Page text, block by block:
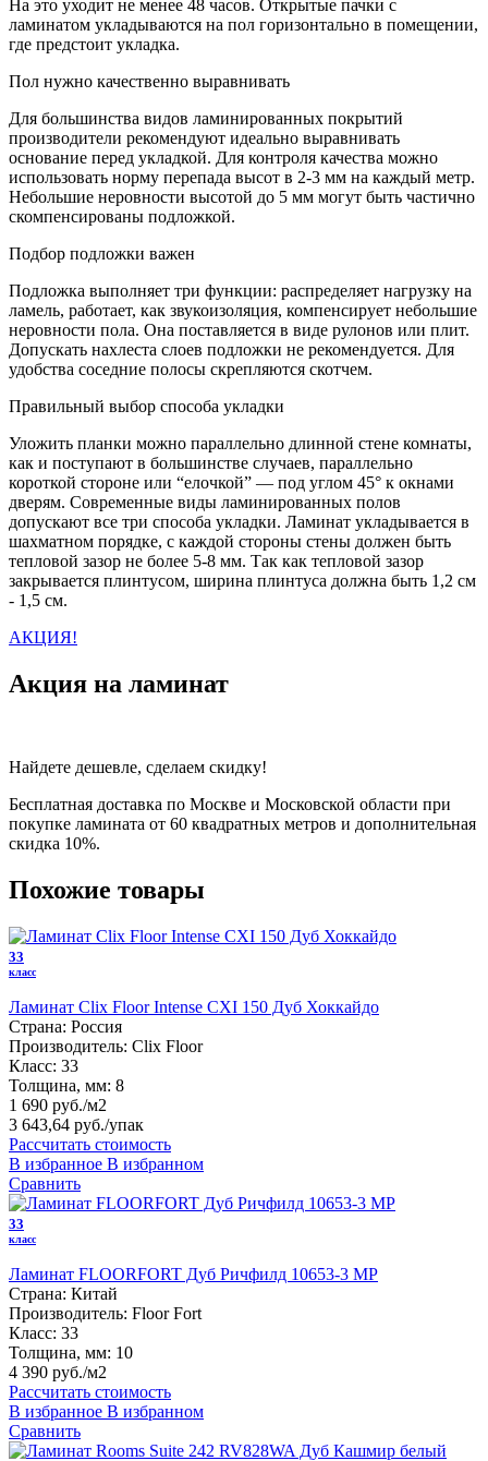
На это уходит не менее 48 часов. Открытые пачки с
ламинатом укладываются на пол горизонтально в помещении,
где предстоит укладка.
Пол нужно качественно выравнивать
Для большинства видов ламинированных покрытий
производители рекомендуют идеально выравнивать
основание перед укладкой. Для контроля качества можно
использовать норму перепада высот в 2-3 мм на каждый метр.
Небольшие неровности высотой до 5 мм могут быть частично
скомпенсированы подложкой.
Подбор подложки важен
Подложка выполняет три функции: распределяет нагрузку на
ламель, работает, как звукоизоляция, компенсирует небольшие
неровности пола. Она поставляется в виде рулонов или плит.
Допускать нахлеста слоев подложки не рекомендуется. Для
удобства соседние полосы скрепляются скотчем.
Правильный выбор способа укладки
Уложить планки можно параллельно длинной стене комнаты,
как и поступают в большинстве случаев, параллельно
короткой стороне или “елочкой” — под углом 45° к окнами
дверям. Современные виды ламинированных полов
допускают все три способа укладки. Ламинат укладывается в
шахматном порядке, с каждой стороны стены должен быть
тепловой зазор не более 5-8 мм. Так как тепловой зазор
закрывается плинтусом, ширина плинтуса должна быть 1,2 см
- 1,5 см.
АКЦИЯ!
Акция на ламинат
Найдете дешевле, сделаем скидку!
Бесплатная доставка по Москве и Московской области при
покупке ламината от 60 квадратных метров и дополнительная
скидка 10%.
Похожие товары
33
класс
Ламинат Clix Floor Intense CXI 150 Дуб Хоккайдо
Страна: Россия
Производитель: Clix Floor
Класс: 33
Толщина, мм: 8
1 690 руб./м2
3 643,64 руб./упак
Рассчитать стоимость
В избранное В избранном
Сравнить
33
класс
Ламинат FLOORFORT Дуб Ричфилд 10653-3 MP
Страна: Китай
Производитель: Floor Fort
Класс: 33
Толщина, мм: 10
4 390 руб./м2
Рассчитать стоимость
В избранное В избранном
Сравнить